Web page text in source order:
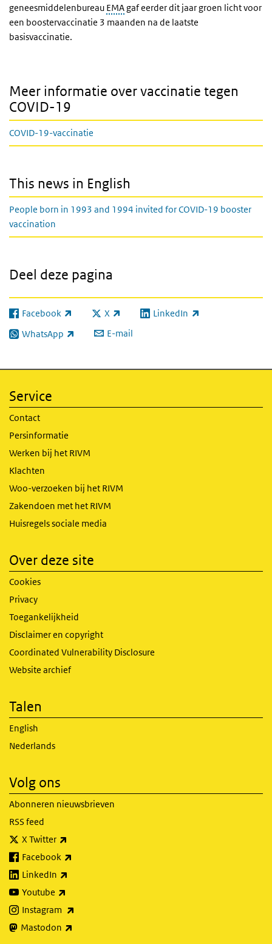
geneesmiddelenbureau EMAgaf eerder dit jaar groen licht voor
een boostervaccinatie 3 maanden na de laatste
basisvaccinatie.
Meer informatie over vaccinatie tegen
COVID-19
COVID-19-vaccinatie
This news in English
People born in 1993 and 1994 invited for COVID-19 booster
vaccination
Deel deze pagina
Facebook
(externe link) X
(externe link) LinkedIn
(externe link)
WhatsApp
(externe link) E-mail
Service
Contact
Persinformatie
Werken bij het RIVM
Klachten
Woo-verzoeken bij het RIVM
Zakendoen met het RIVM
Huisregels sociale media
Over deze site
Cookies
Privacy
Toegankelijkheid
Disclaimer en copyright
Coordinated Vulnerability Disclosure
Website archief
Talen
English
Nederlands
Volg ons
Abonneren nieuwsbrieven
RSS feed
X Twitter
Facebook
LinkedIn
Youtube
Instagram
Mastodon